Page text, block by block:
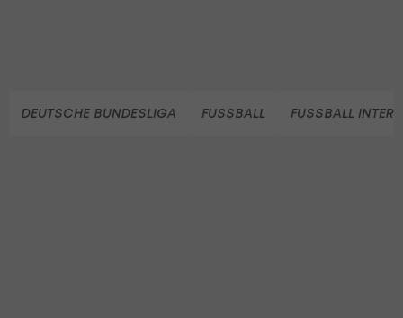
DEUTSCHE BUNDESLIGA FUSSBALL FUSSBALL